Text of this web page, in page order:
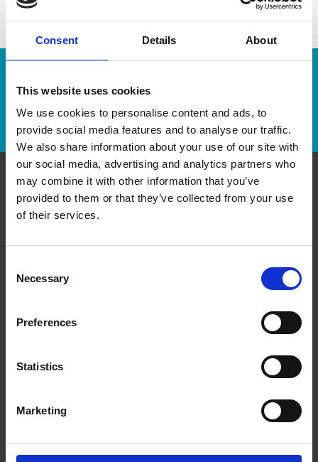
Consent Details About
This website uses cookies
We use cookies to personalise content and ads, to
provide social media features and to analyse our traffic.
We also share information about your use of our site with
our social media, advertising and analytics partners who
may combine it with other information that you’ve
provided to them or that they’ve collected from your use
of their services.
Selection
Necessary
Preferences
Statistics
Marketing
Repérer un envoi
Communiquer avec nous
3219 Yonge St
Obtenez l'itinéraire vers notre magasin